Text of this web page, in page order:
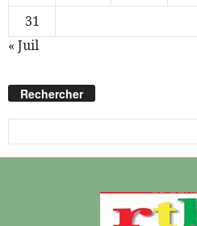
31
« Juil
Rechercher